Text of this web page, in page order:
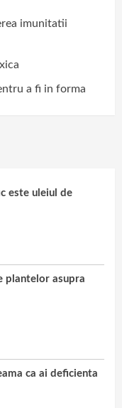
imunitatii
a fi in forma
este uleiul de
plantelor asupra
ca ai deficienta